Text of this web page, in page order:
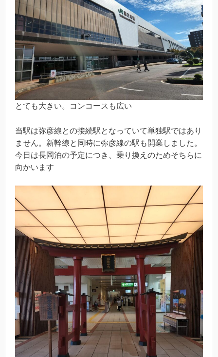
とても大きい。コンコースも広い
当駅は弥彦線との接続駅となっていて単独駅ではあり
ません。新幹線と同時に弥彦線の駅も開業しました。
今日は長岡泊の予定につき、乗り換えのためそちらに
向かいます